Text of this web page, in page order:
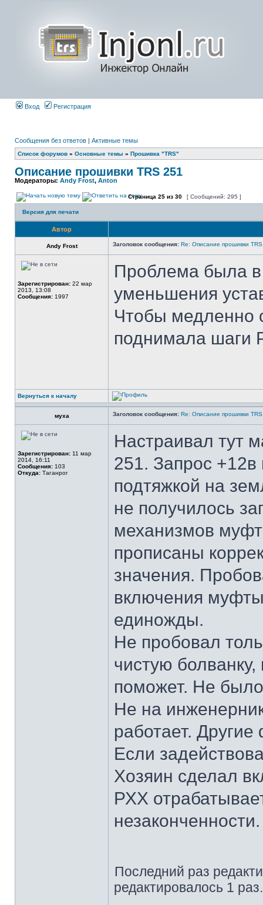
Вход Регистрация
Сообщения без ответов | Активные темы
Список форумов » Основные темы » Прошивка "TRS"
Описание прошивки TRS 251
Модераторы: Andy Frost, Anton
Страница 25 из 30 [ Сообщений: 295 ]
Версия для печати
Автор
Andy Frost Заголовок сообщения: Re: Описание прошивки
Зарегистрирован: 22 мар
2013, 13:08
Сообщения: 1997
Проблема была
уменьшения
Чтобы медленно
поднимала шаги
Вернуться к началу
муха Заголовок сообщения: Re: Описание прошивки
Зарегистрирован: 11 мар
2014, 16:11
Сообщения: 103
Откуда: Таганрог
Настраивал тут
251. Запрос +12в
подтяжкой на
не получилось
механизмов
прописаны
значения.
включения
единожды.
Не пробовал
чистую
поможет. Не
Не на
работает.
Если
Хозяин сделал
РХХ
незаконченности.
Последний раз
редактировалось 1 раз.